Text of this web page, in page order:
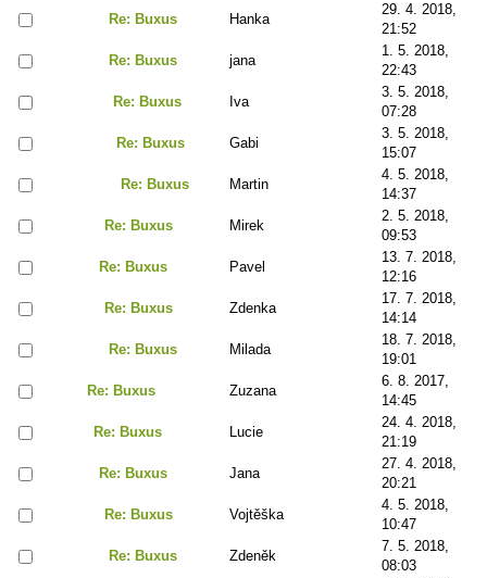
Re: Buxus
Hanka
29. 4. 2018,
21:52
Re: Buxus
jana
1. 5. 2018,
22:43
Re: Buxus
Iva
3. 5. 2018,
07:28
Re: Buxus
Gabi
3. 5. 2018,
15:07
Re: Buxus
Martin
4. 5. 2018,
14:37
Re: Buxus
Mirek
2. 5. 2018,
09:53
Re: Buxus
Pavel
13. 7. 2018,
12:16
Re: Buxus
Zdenka
17. 7. 2018,
14:14
Re: Buxus
Milada
18. 7. 2018,
19:01
Re: Buxus
Zuzana
6. 8. 2017,
14:45
Re: Buxus
Lucie
24. 4. 2018,
21:19
Re: Buxus
Jana
27. 4. 2018,
20:21
Re: Buxus
Vojtěška
4. 5. 2018,
10:47
Re: Buxus
Zdeněk
7. 5. 2018,
08:03